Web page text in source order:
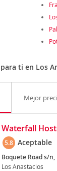
ti en Los
Mejor
Waterfall
5.8 Aceptable
Boquete Road s/n,
Los Anastacios